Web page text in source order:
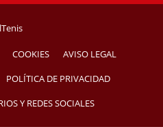
COOKIES AVISO LEGAL
POLÍTICA DE PRIVACIDAD
Y REDES SOCIALES